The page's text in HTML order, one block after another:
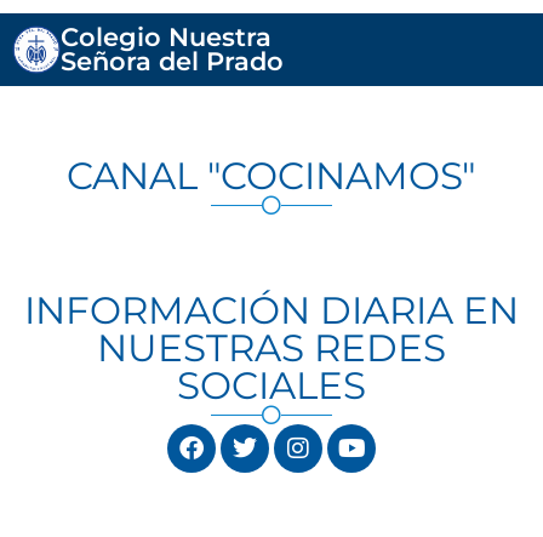
Colegio Nuestra
Señora del Prado
CANAL "COCINAMOS"
INFORMACIÓN DIARIA EN
NUESTRAS REDES
SOCIALES